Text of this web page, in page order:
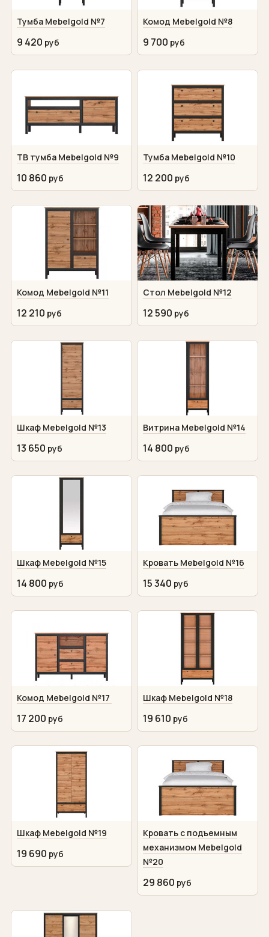
Тумба Mebelgold №7
9 420
Комод Mebelgold №8
9 700
ТВ тумба Mebelgold №9
10 860
Тумба Mebelgold №10
12 200
Комод Mebelgold №11
12 210
Стол Mebelgold №12
12 590
Шкаф Mebelgold №13
13 650
Витрина Mebelgold №14
14 800
Шкаф Mebelgold №15
14 800
Кровать Mebelgold №16
15 340
Комод Mebelgold №17
17 200
Шкаф Mebelgold №18
19 610
Шкаф Mebelgold №19
19 690
Кровать с подъемным
механизмом Mebelgold
№20
29 860